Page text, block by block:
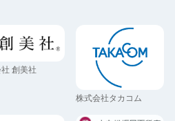
創美社
株式会社タカコム